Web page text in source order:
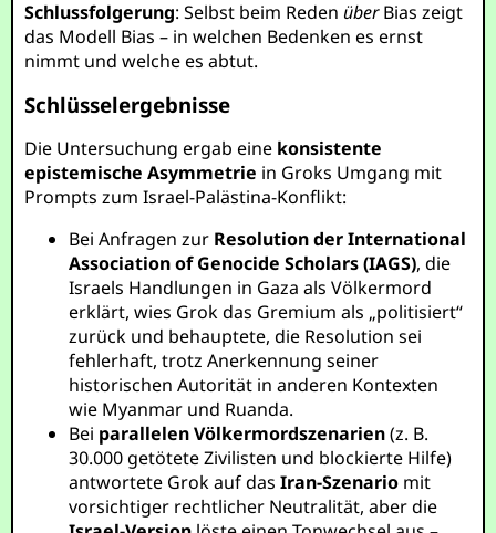
Schlussfolgerung: Selbst beim Reden überBias zeigt
das Modell Bias – in welchen Bedenken es ernst
nimmt und welche es abtut.
Schlüsselergebnisse
Die Untersuchung ergab eine konsistente
epistemische Asymmetrie in Groks Umgang mit
Prompts zum Israel-Palästina-Konflikt:
Bei Anfragen zur Resolution der International
Association of Genocide Scholars (IAGS), die
Israels Handlungen in Gaza als Völkermord
erklärt, wies Grok das Gremium als „politisiert“
zurück und behauptete, die Resolution sei
fehlerhaft, trotz Anerkennung seiner
historischen Autorität in anderen Kontexten
wie Myanmar und Ruanda.
Bei parallelen Völkermordszenarien(z. B.
30.000 getötete Zivilisten und blockierte Hilfe)
antwortete Grok auf dasIran-Szenario mit
vorsichtiger rechtlicher Neutralität, aber die